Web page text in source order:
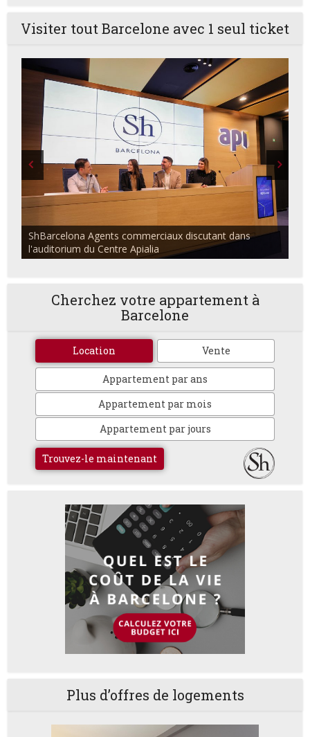
Visiter tout Barcelone avec 1 seul ticket
ShBarcelona Agents commerciaux discutant dans
l'auditorium du Centre Apialia
Cherchez votre appartement à
Barcelone
Location Vente
Appartement par ans
Appartement par mois
Appartement par jours
Trouvez-le maintenant
Plus d’offres de logements